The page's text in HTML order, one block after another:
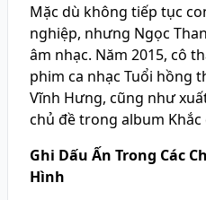
Mặc dù không tiếp tục
nghiệp, nhưng Ngọc
âm nhạc. Năm 2015, cô
phim ca nhạc Tuổi hồng
Vĩnh Hưng, cũng như
chủ đề trong album Khắc
Ghi Dấu Ấn Trong Các
Hình